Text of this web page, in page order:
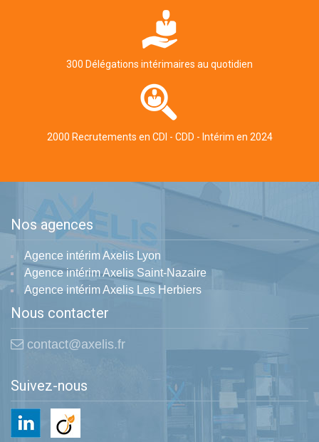
300 Délégations intérimaires au quotidien
2000 Recrutements en CDI - CDD - Intérim en 2024
Nos agences
Agence intérim Axelis Lyon
Agence intérim Axelis Saint-Nazaire
Agence intérim Axelis Les Herbiers
Nous contacter
contact@axelis.fr
Suivez-nous